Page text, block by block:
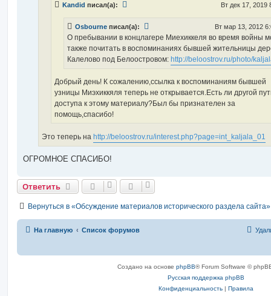
Kandid писал(а): Вт дек 17, 2019
Osbourne писал(а): Вт мар 13, 2012
О пребывании в концлагере Миехиккеля во время войны
также почитать в воспоминаниях бывшей жительницы
Калелово под Белоостровом: http://beloostrov.ru/photo/
Добрый день! К сожалению,ссылка к воспоминаниям бывшей
узницы Миэхиккяля теперь не открывается.Есть ли другой
доступа к этому материалу?Был бы признателен за
помощь,спасибо!
Это теперь на http://beloostrov.ru/interest.php?page=int_kaljala_01
ОГРОМНОЕ СПАСИБО!
Ответить
Вернуться в «Обсуждение материалов исторического раздела сайта»
На главную Список форумов
Создано на основе phpBB® Forum Software ©
Русская поддержка phpBB
Конфиденциальность | Правила